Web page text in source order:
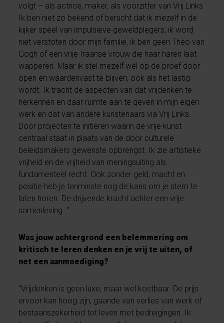
volgt – als actrice, maker, als voorzitter van Vrij Links.
Ik ben niet zo bekend of berucht dat ik mezelf in de
kijker speel van impulsieve geweldplegers, ik word
niet verstoten door mijn familie, ik ben geen Theo van
Gogh of een vrije Iraanse vrouw die haar haren laat
wapperen. Maar ik stel mezelf wél op de proef door
open en waardenvast te blijven, ook als het lastig
wordt. Ik tracht de aspecten van dat vrijdenken te
herkennen en daar ruimte aan te geven in mijn eigen
werk en dat van andere kunstenaars via Vrij Links.
Door projecten te initiëren waarin de vrije kunst
centraal staat in plaats van de door culturele
beleidsmakers gewenste opbrengst. Ik zie artistieke
vrijheid en de vrijheid van meningsuiting als
fundamenteel recht. Ook zonder geld, macht en
positie heb je tenminste nog de kans om je stem te
laten horen. De drijvende kracht achter een vrije
samenleving. “
Was jouw achtergrond een belemmering om
kritisch te leren denken en je vrij te uiten, of
net een aanmoediging?
“Vrijdenken is geen luxe, maar wel kostbaar. De prijs
ervoor kan hoog zijn, gaande van verlies van werk of
bestaanszekerheid tot leven met bedreigingen. Ik